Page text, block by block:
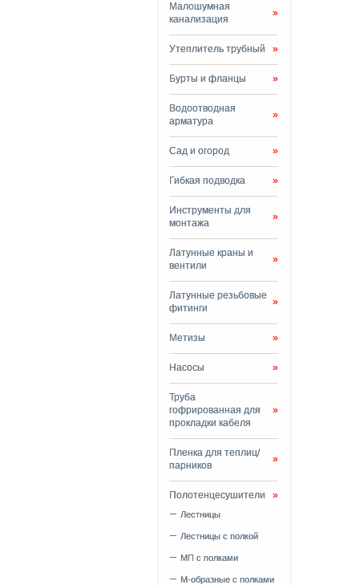
Малошумная
канализация
»
Утеплитель трубный »
Бурты и фланцы »
Водоотводная
арматура
»
Сад и огород »
Гибкая подводка »
Инструменты для
монтажа
»
Латунные краны и
вентили
»
Латунные резьбовые
фитинги
»
Метизы »
Насосы »
Труба
гофрированная для
прокладки кабеля
»
Пленка для теплиц/
парников
»
Полотенцесушители »
Лестницы
Лестницы с полкой
МП с полками
М-образные с полками